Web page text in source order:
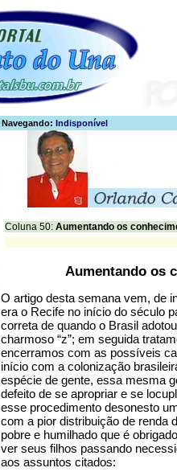
Navegando: Indisponível
Coluna 50: Aumentando os
Aumentando os
O artigo desta semana vem, de
era o Recife no início do século
correta de quando o Brasil
charmoso “z”; em seguida
encerramos com as possíveis
início com a colonização
espécie de gente, essa mesma
defeito de se apropriar e se
esse procedimento desonesto
com a pior distribuição de renda
pobre e humilhado que é
ver seus filhos passando
aos assuntos citados: